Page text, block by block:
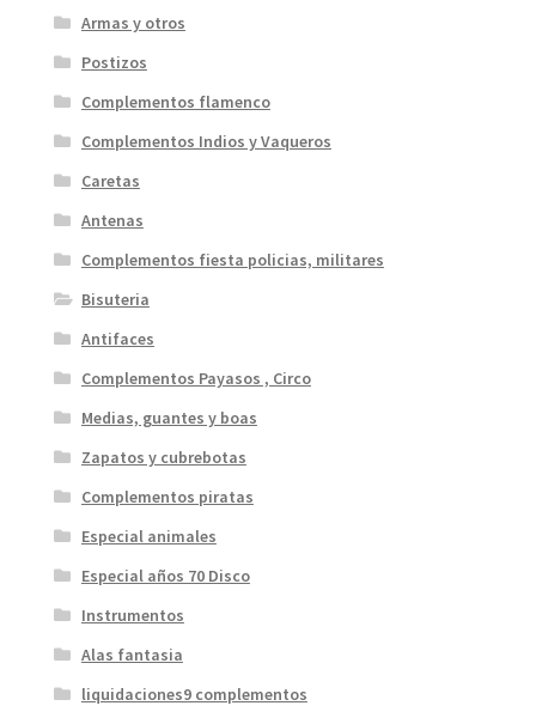
Armas y otros
Postizos
Complementos flamenco
Complementos Indios y Vaqueros
Caretas
Antenas
Complementos fiesta policias, militares
Bisuteria
Antifaces
Complementos Payasos , Circo
Medias, guantes y boas
Zapatos y cubrebotas
Complementos piratas
Especial animales
Especial años 70 Disco
Instrumentos
Alas fantasia
liquidaciones9 complementos